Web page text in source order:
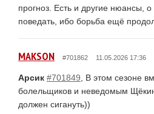
прогноз. Есть и другие нюансы,
поведать, ибо борьба ещё
MAKSON #701862 11.05.2026 17:36
Арсик #701849 , В этом сезоне
болельщиков и неведомым
должен сигануть))